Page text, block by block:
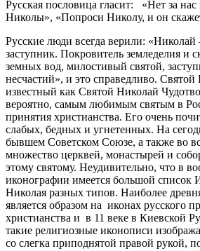
Русская пословица гласит: «Нет за
Николы», «Попроси Николу, и он
Русские люди всегда верили:
заступник. Покровитель земледелия и
земных вод, милостивый святой,
несчастий», и это справедливо.
известный как Святой Николай
вероятно, самым любимым святым в
принятия христианства. Его очень
слабых, бедных и угнетенных. На
бывшем Советском Союзе, а также во
множество церквей, монастырей и
этому святому. Неудивительно, что в
иконографии имеется большой список
Николая разных типов. Наиболее
является образом на иконах русского
христианства и в 11 веке в Киевской
такие религиозные иконописи
со слегка приподнятой правой рукой,